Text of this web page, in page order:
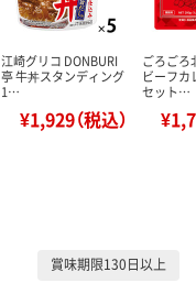
江崎グリコ DONBURI
亭 牛丼スタンディング
1…
¥1,929（税込）
ごろごろ
ビーフ
セット…
賞味期限130日以上